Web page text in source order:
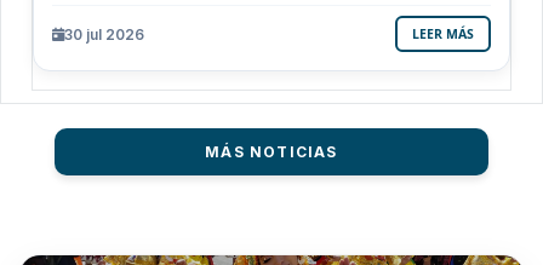
30 jul 2026 LEER MÁS
MÁS NOTICIAS